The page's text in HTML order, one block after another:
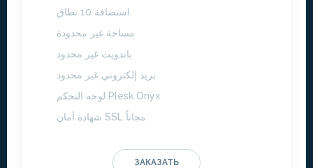
استضافة 10 نطاق
مساحة غير محدودة
باندويث غير محدود
بريد إلكتروني غير محدود
لوحه التحكم Plesk Onyx
شهادة أمان SSL مجاناً
ЗАКАЗАТЬ